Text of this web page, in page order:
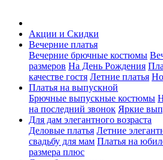
Акции и Скидки
Вечерние платья
Вечерние брючные костюмы
размеров На День Рождения
качестве гостя Летние платья
Платья на выпускной
Брючные выпускные костюмы
на последний звонок Яркие
Для дам элегантного возраста
Деловые платья Летние
свадьбу для мам Платья на
размера плюс